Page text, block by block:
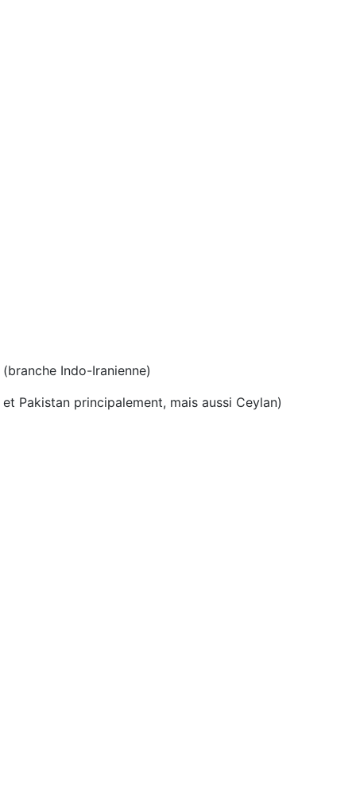
(branche Indo-Iranienne)
Pakistan principalement, mais aussi Ceylan)